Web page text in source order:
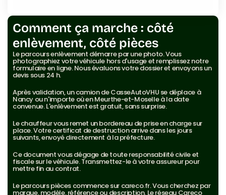
Comment ça marche : côté
enlèvement, côté pièces
Le parcours enlèvement démarre par une photo. Vous
photographiez votre véhicule hors d'usage et remplissez notre
formulaire en ligne. Nous évaluons votre dossier et envoyons un
devis sous 24 h.
Après validation, un camion de CasseAutoVHU se déplace à
Nancy ou n'importe où en Meurthe-et-Moselle à la date
convenue. L'enlèvement est gratuit, sans surprise.
Le chauffeur vous remet un bordereau de prise en charge sur
place. Votre certificat de destruction arrive dans les jours
suivants, envoyé directement à la préfecture.
Ce document vous dégage de toute responsabilité civile et
fiscale sur le véhicule. Transmettez-le à votre assureur pour
mettre fin au contrat.
Le parcours pièces commence sur careco.fr. Vous cherchez par
marque, modèle, référence ou description. Le réseau Careco